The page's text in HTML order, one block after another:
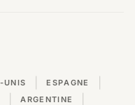
UNIS ESPAGNE
ARGENTINE